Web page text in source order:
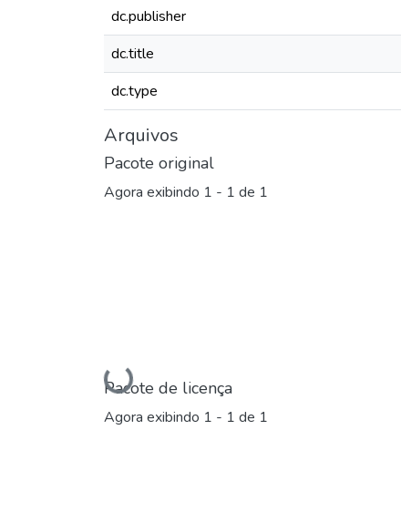
dc.publisher
dc.title
dc.type
Arquivos
Pacote original
Agora exibindo 1 - 1 de 1
Carregando...
Pacote de licença
Agora exibindo 1 - 1 de 1